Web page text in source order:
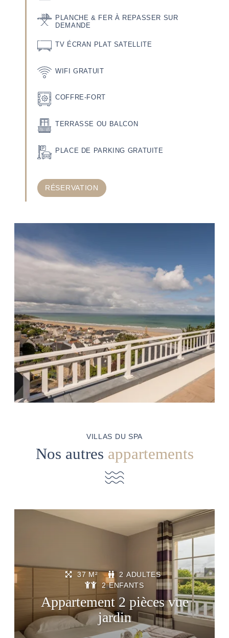
PLANCHE & FER À REPASSER SUR
DEMANDE
TV ÉCRAN PLAT SATELLITE
WIFI GRATUIT
COFFRE-FORT
TERRASSE OU BALCON
PLACE DE PARKING GRATUITE
RÉSERVATION
VILLAS DU SPA
Nos autres appartements
Appartement 2 pièces vue
jardin
37 M²
2 ADULTES
2 ENFANTS